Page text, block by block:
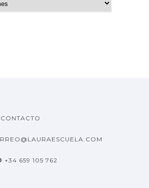
+34 659 105 762